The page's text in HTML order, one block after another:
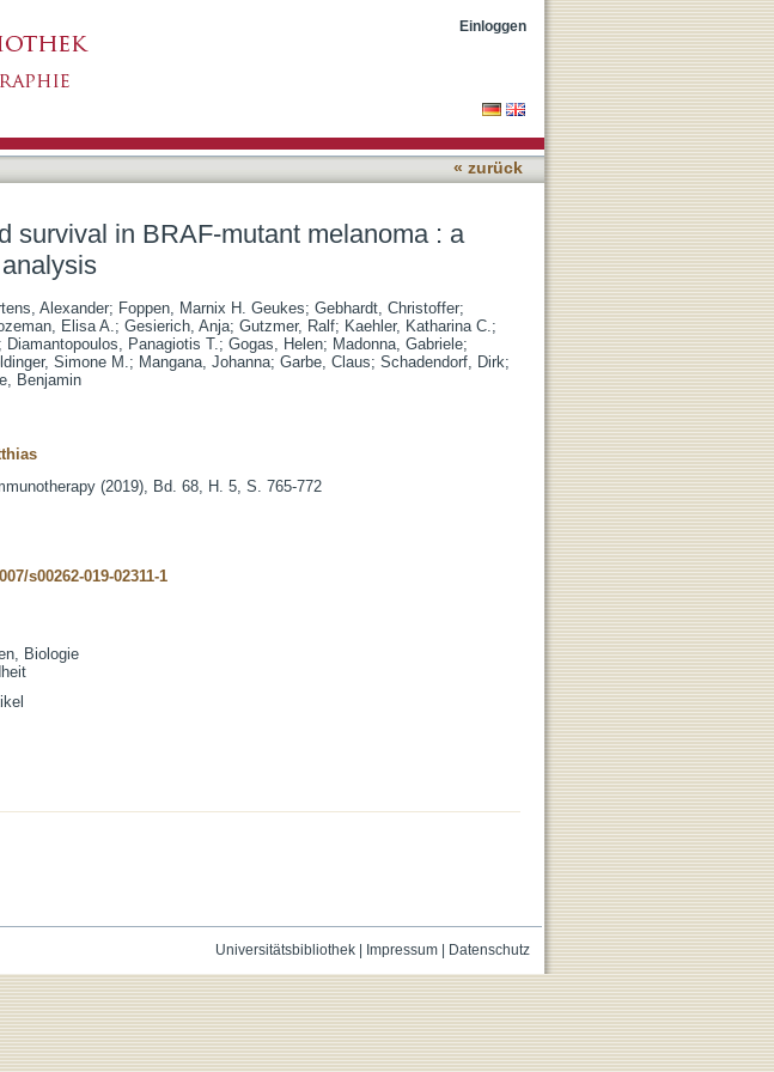
Einloggen
« zurück
survival in BRAF-mutant melanoma : a
Alexander; Foppen, Marnix H. Geukes; Gebhardt, Christoffer;
Elisa A.; Gesierich, Anja; Gutzmer, Ralf; Kaehler, Katharina C.;
; Diamantopoulos, Panagiotis T.; Gogas, Helen; Madonna, Gabriele;
Simone M.; Mangana, Johanna; Garbe, Claus; Schadendorf, Dirk;
Benjamin
(2019), Bd. 68, H. 5, S. 765-772
s00262-019-02311-1
Biologie
Universitätsbibliothek| Impressum| Datenschutz